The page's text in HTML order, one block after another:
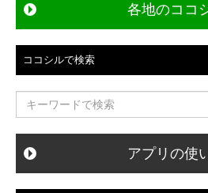
ゲ
ー
シ
ョ
ン
各地のココ
ココシルで検索
アプリの使